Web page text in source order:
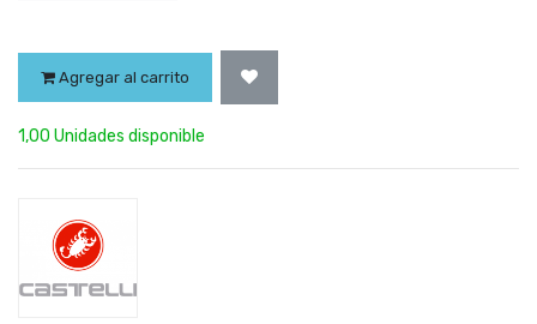
Agregar al carrito
1,00 Unidades disponible